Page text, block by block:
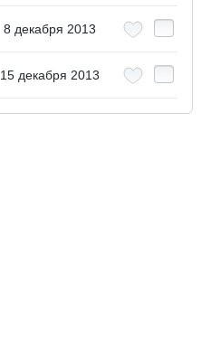
8 декабря 2013
15 декабря 2013